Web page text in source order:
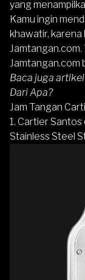
yang
Kamu ingin
khawatir, karena
Jamtangan.com.
Jamtangan.com
Baca juga artikel
Dari Apa?
Jam Tangan
1. Cartier
Stainless Steel